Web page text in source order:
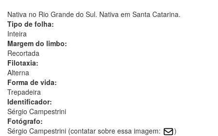
Nativa no Rio Grande do Sul. Nativa em Santa Catarina.
Tipo de folha:
Inteira
Margem do limbo:
Recortada
Filotaxia:
Alterna
Forma de vida:
Trepadeira
Identificador:
Sérgio Campestrini
Fotógrafo:
Sérgio Campestrini (contatar sobre essa imagem:
)